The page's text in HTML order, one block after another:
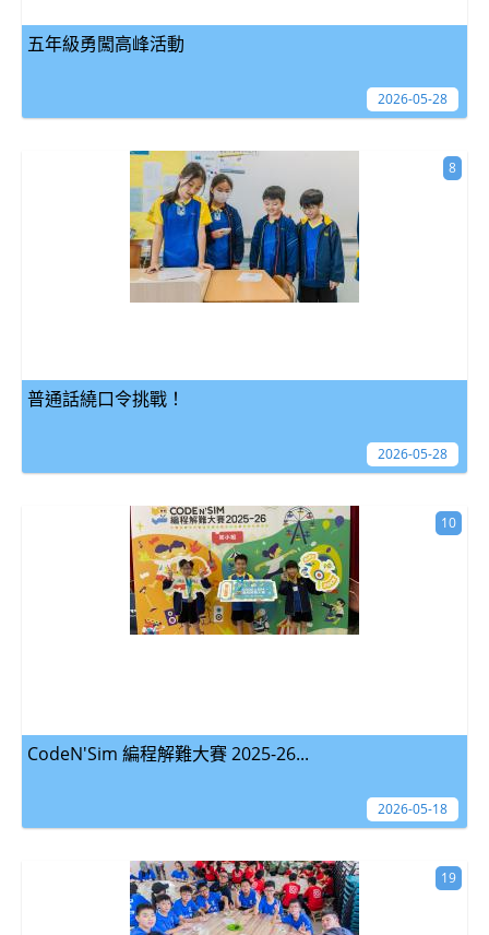
五年級勇闖高峰活動
2026-05-28
普通話繞口令挑戰！
8
2026-05-28
CodeN'Sim 編程解難大賽 2025-26...
10
2026-05-18
19